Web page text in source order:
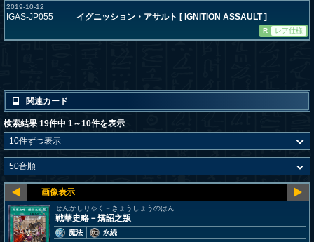
2019-10-12
IGAS-JP055 イグニッション・アサルト [ IGNITION ASSAULT ]
R レア仕様
関連カード
検索結果 19件中 1～10件を表示
せんかしりゃく－きょうしょうのはん
戦華史略－矯詔之叛
魔法
永続